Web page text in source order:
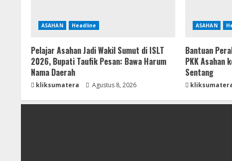
ASAHAN Headline
Pelajar Asahan Jadi Wakil Sumut di ISLT
2026, Bupati Taufik Pesan: Bawa Harum
Nama Daerah
kliksumatera Agustus 8, 2026
ASAHAN
Bantuan
PKK Asahan
Sentang